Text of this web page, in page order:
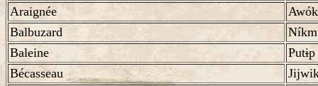
Araignée
Balbuzard
Baleine
Putip
Bécasseau